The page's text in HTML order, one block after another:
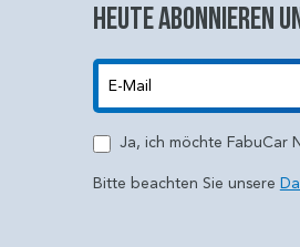
Heute abonnieren
Ja, ich möchte FabuCar
Bitte beachten Sie unsere